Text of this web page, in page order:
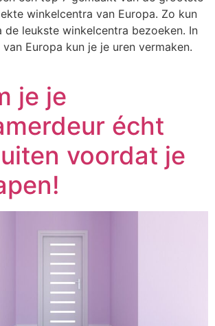
winkelcentra van Europa. Zo kun
de leukste winkelcentra bezoeken. In
Europa kun je je uren vermaken.
je je
écht
voordat je